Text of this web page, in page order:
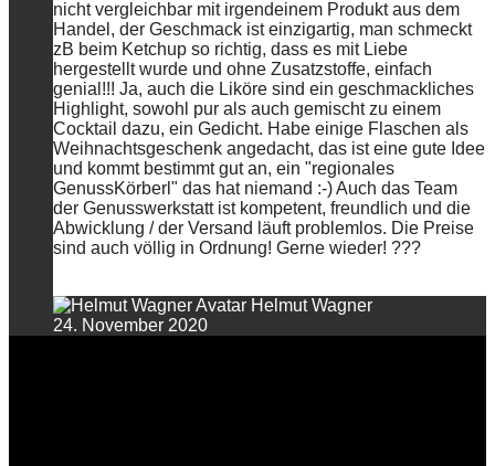
nicht vergleichbar mit irgendeinem Produkt aus dem
Handel, der Geschmack ist einzigartig, man schmeckt
zB beim Ketchup so richtig, dass es mit Liebe
hergestellt wurde und ohne Zusatzstoffe, einfach
genial!!! Ja, auch die Liköre sind ein geschmackliches
Highlight, sowohl pur als auch gemischt zu einem
Cocktail dazu, ein Gedicht. Habe einige Flaschen als
Weihnachtsgeschenk angedacht, das ist eine gute Idee
und kommt bestimmt gut an, ein "regionales
GenussKörberl" das hat niemand :-) Auch das Team
der Genusswerkstatt ist kompetent, freundlich und die
Abwicklung / der Versand läuft problemlos. Die Preise
sind auch völlig in Ordnung! Gerne wieder! ???
Helmut Wagner
24. November 2020